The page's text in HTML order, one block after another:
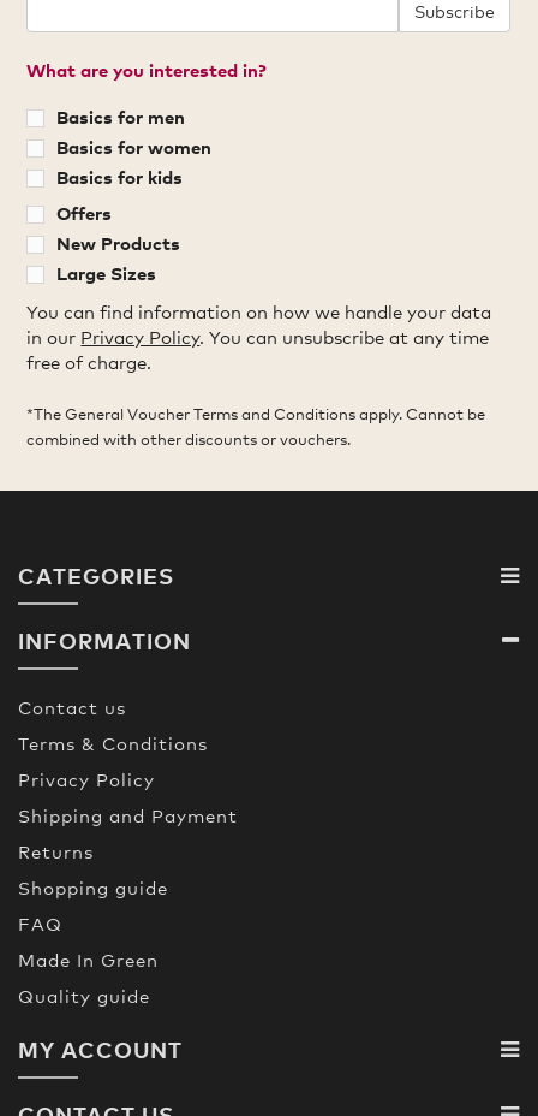
Subscribe
What are you interested in?
Basics for men
Basics for women
Basics for kids
Offers
New Products
Large Sizes
You can find information on how we handle your data
in our Privacy Policy. You can unsubscribe at any time
free of charge.
*The General Voucher Terms and Conditions apply. Cannot be
combined with other discounts or vouchers.
CATEGORIES
INFORMATION
Contact us
Terms & Conditions
Privacy Policy
Shipping and Payment
Returns
Shopping guide
FAQ
Made In Green
Quality guide
MY ACCOUNT